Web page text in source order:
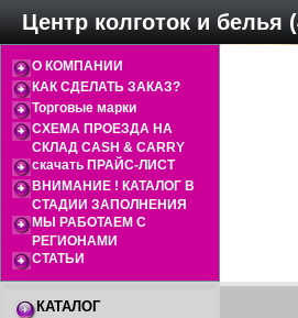
Центр колготок и белья
О КОМПАНИИ
КАК СДЕЛАТЬ ЗАКАЗ?
Торговые марки
СХЕМА ПРОЕЗДА НА
СКЛАД CASH & CARRY
скачать ПРАЙС-ЛИСТ
ВНИМАНИЕ ! КАТАЛОГ В
СТАДИИ ЗАПОЛНЕНИЯ
МЫ РАБОТАЕМ С
РЕГИОНАМИ
СТАТЬИ
КАТАЛОГ